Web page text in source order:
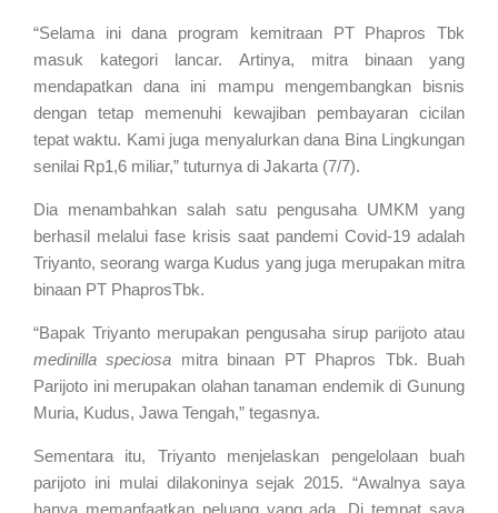
“Selama ini dana program kemitraan PT Phapros Tbk
masuk kategori lancar. Artinya, mitra binaan yang
mendapatkan dana ini mampu mengembangkan bisnis
dengan tetap memenuhi kewajiban pembayaran cicilan
tepat waktu. Kami juga menyalurkan dana Bina Lingkungan
senilai Rp1,6 miliar,” tuturnya di Jakarta (7/7).
Dia menambahkan salah satu pengusaha UMKM yang
berhasil melalui fase krisis saat pandemi Covid-19 adalah
Triyanto, seorang warga Kudus yang juga merupakan mitra
binaan PT PhaprosTbk.
“Bapak Triyanto merupakan pengusaha sirup parijoto atau
medinilla speciosa mitra binaan PT Phapros Tbk. Buah
Parijoto ini merupakan olahan tanaman endemik di Gunung
Muria, Kudus, Jawa Tengah,” tegasnya.
Sementara itu, Triyanto menjelaskan pengelolaan buah
parijoto ini mulai dilakoninya sejak 2015. “Awalnya saya
hanya memanfaatkan peluang yang ada. Di tempat saya